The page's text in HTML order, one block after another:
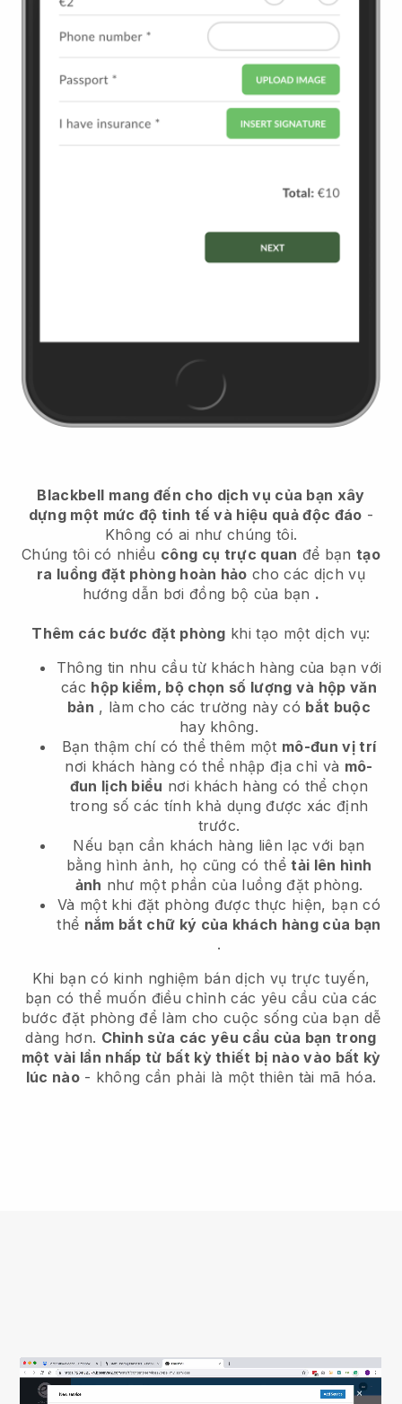
Blackbell mang đến cho dịch vụ của bạn xây
dựng một mức độ tinh tế và hiệu quả độc đáo -
Không có ai như chúng tôi.
Chúng tôi có nhiều công cụ trực quan để bạntạo
ra luồng đặt phòng hoàn hảo cho các dịch vụ
hướng dẫn bơi đồng bộ của bạn .
Thêm các bước đặt phòng khi tạo một dịch vụ:
Thông tin nhu cầu từ khách hàng của bạn với
các hộp kiểm, bộ chọn số lượng và hộp văn
bản , làm cho các trường này có bắt buộc
hay không.
Bạn thậm chí có thể thêm một mô-đun vị trí
nơi khách hàng có thể nhập địa chỉ và mô-
đun lịch biểu nơi khách hàng có thể chọn
trong số các tính khả dụng được xác định
trước.
Nếu bạn cần khách hàng liên lạc với bạn
bằng hình ảnh, họ cũng có thểtải lên hình
ảnh như một phần của luồng đặt phòng.
Và một khi đặt phòng được thực hiện, bạn có
thể nắm bắt chữ ký của khách hàng của bạn
.
Khi bạn có kinh nghiệm bán dịch vụ trực tuyến,
bạn có thể muốn điều chỉnh các yêu cầu của các
bước đặt phòng để làm cho cuộc sống của bạn dễ
dàng hơn. Chỉnh sửa các yêu cầu của bạn trong
một vài lần nhấp từ bất kỳ thiết bị nào vào bất kỳ
lúc nào- không cần phải là một thiên tài mã hóa.